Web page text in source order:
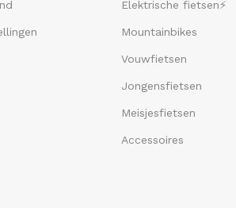
Elektrische fietsen⚡
Mountainbikes
Vouwfietsen
Jongensfietsen
Meisjesfietsen
Accessoires